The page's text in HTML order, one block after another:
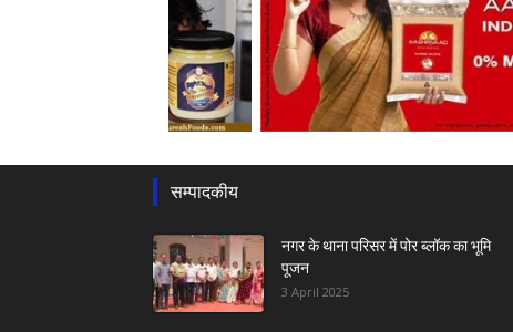
सम्पादकीय
नगर के थाना परिसर में पोर ब्लॉक का भूमि
पूजन
3 April 2025